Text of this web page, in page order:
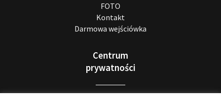
FOTO
Kontakt
Darmowa wejściówka
Centrum
prywatności